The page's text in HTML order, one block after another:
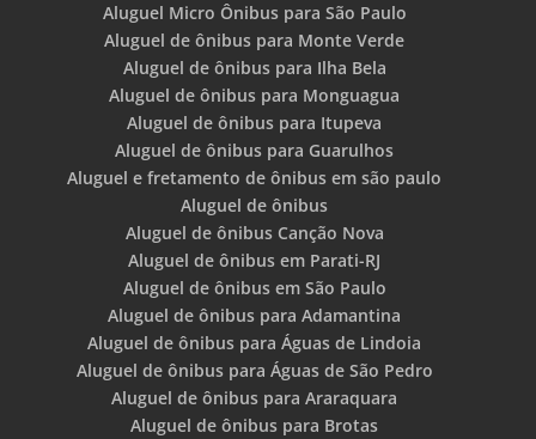
Aluguel Micro Ônibus para São Paulo
Aluguel de ônibus para Monte Verde
Aluguel de ônibus para Ilha Bela
Aluguel de ônibus para Monguagua
Aluguel de ônibus para Itupeva
Aluguel de ônibus para Guarulhos
Aluguel e fretamento de ônibus em são paulo
Aluguel de ônibus
Aluguel de ônibus Canção Nova
Aluguel de ônibus em Parati-RJ
Aluguel de ônibus em São Paulo
Aluguel de ônibus para Adamantina
Aluguel de ônibus para Águas de Lindoia
Aluguel de ônibus para Águas de São Pedro
Aluguel de ônibus para Araraquara
Aluguel de ônibus para Brotas